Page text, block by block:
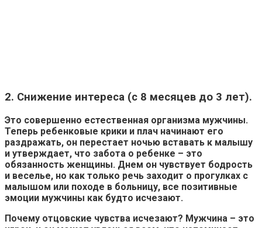
2. Снижение интереса (с 8 месяцев до 3 лет).
Это совершенно естественная организма мужчины.
Теперь ребенковые крики и плач начинают его
раздражать, он перестает ночью вставать к малышу
и утверждает, что забота о ребенке – это
обязанность женщины. Днем он чувствует бодрость
и веселье, но как только речь заходит о прогулках с
малышом или походе в больницу, все позитивные
эмоции мужчины как будто исчезают.
Почему отцовские чувства исчезают? Мужчина – это